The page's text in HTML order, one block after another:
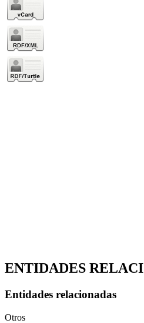
ENTIDADES
Entidades relacionadas
Otros